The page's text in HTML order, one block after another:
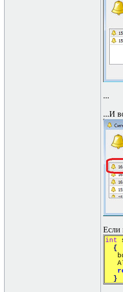
...
...И
Если
int
{
}